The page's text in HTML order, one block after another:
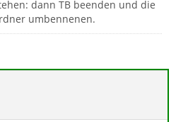
dann TB beenden und die
umbennenen.